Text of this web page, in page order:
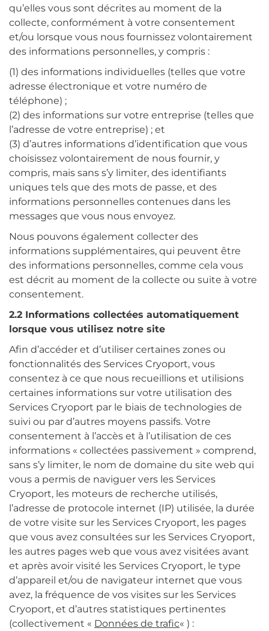
qu’elles vous sont décrites au moment de la
collecte, conformément à votre consentement
et/ou lorsque vous nous fournissez volontairement
des informations personnelles, y compris :
(1) des informations individuelles (telles que votre
adresse électronique et votre numéro de
téléphone) ;
(2) des informations sur votre entreprise (telles que
l’adresse de votre entreprise) ; et
(3) d’autres informations d’identification que vous
choisissez volontairement de nous fournir, y
compris, mais sans s’y limiter, des identifiants
uniques tels que des mots de passe, et des
informations personnelles contenues dans les
messages que vous nous envoyez.
Nous pouvons également collecter des
informations supplémentaires, qui peuvent être
des informations personnelles, comme cela vous
est décrit au moment de la collecte ou suite à votre
consentement.
2.2 Informations collectées automatiquement
lorsque vous utilisez notre site
Afin d’accéder et d’utiliser certaines zones ou
fonctionnalités des Services Cryoport, vous
consentez à ce que nous recueillions et utilisions
certaines informations sur votre utilisation des
Services Cryoport par le biais de technologies de
suivi ou par d’autres moyens passifs. Votre
consentement à l’accès et à l’utilisation de ces
informations « collectées passivement » comprend,
sans s’y limiter, le nom de domaine du site web qui
vous a permis de naviguer vers les Services
Cryoport, les moteurs de recherche utilisés,
l’adresse de protocole internet (IP) utilisée, la durée
de votre visite sur les Services Cryoport, les pages
que vous avez consultées sur les Services Cryoport,
les autres pages web que vous avez visitées avant
et après avoir visité les Services Cryoport, le type
d’appareil et/ou de navigateur internet que vous
avez, la fréquence de vos visites sur les Services
Cryoport, et d’autres statistiques pertinentes
(collectivement « Données de trafic« ) :